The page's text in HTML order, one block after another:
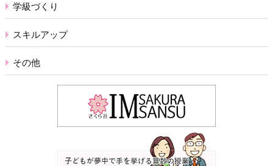
学級づくり
スキルアップ
その他